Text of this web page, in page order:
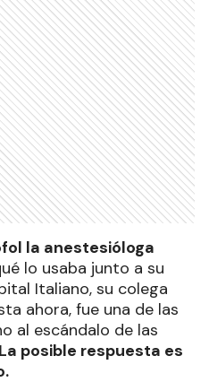
la anestesióloga
lo usaba junto a su
Italiano, su colega
ahora, fue una de las
al escándalo de las
La posible respuesta es